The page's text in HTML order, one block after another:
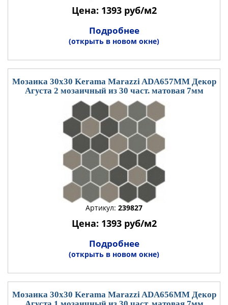
Цена: 1393 руб/м2
Подробнее
(открыть в новом окне)
Мозаика 30x30 Kerama Marazzi ADA657MM Декор
Агуста 2 мозаичный из 30 част. матовая 7мм
Артикул: 239827
Цена: 1393 руб/м2
Подробнее
(открыть в новом окне)
Мозаика 30x30 Kerama Marazzi ADA656MM Декор